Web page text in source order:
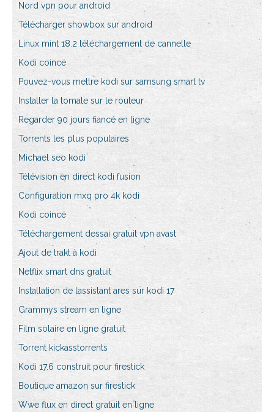
Nord vpn pour android
Télécharger showbox sur android
Linux mint 18.2 téléchargement de cannelle
Kodi coincé
Pouvez-vous mettre kodi sur samsung smart tv
Installer la tomate sur le routeur
Regarder 90 jours fiancé en ligne
Torrents les plus populaires
Michael seo kodi
Télévision en direct kodi fusion
Configuration mxq pro 4k kodi
Kodi coincé
Téléchargement dessai gratuit vpn avast
Ajout de trakt à kodi
Netflix smart dns gratuit
Installation de lassistant ares sur kodi 17
Grammys stream en ligne
Film solaire en ligne gratuit
Torrent kickasstorrents
Kodi 17.6 construit pour firestick
Boutique amazon sur firestick
Wwe flux en direct gratuit en ligne